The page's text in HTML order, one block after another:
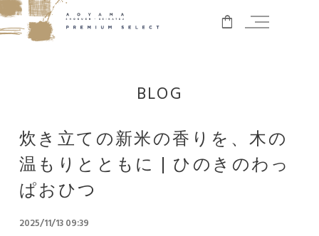
BLOG
炊き立ての新米の香りを、木の
温もりとともに | ひのきのわっ
ぱおひつ
2025/11/13 09:39